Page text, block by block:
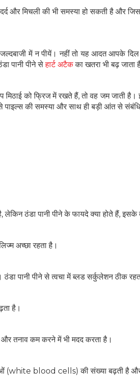
दर्द और मिचली की भी समस्या हो सकती है और
में न पीयें। नहीं तो यह आदत आपके
पानी पीने सेहार्ट अटैकका खतरा भी बढ़ जाता
को फ्रिज में रखते हैं, तो वह जम जाती है।
की समस्या और साथ ही बड़ी आंत से
लेकिन ठंडा पानी पीने के फायदे क्या होते हैं,
अच्छा रहता है।
ठंडा पानी पीने से त्वचा में ब्लड सर्कुलेशन ठीक
है।
और तनाव कम करने में भी मदद करता है।
(white blood cells) की संख्या बढ़ती है